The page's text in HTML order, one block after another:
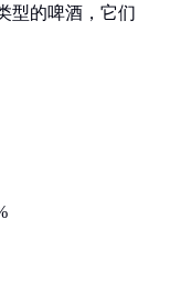
型的啤酒，它们